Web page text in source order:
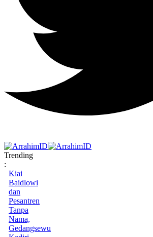
Trending
:
Kiai
Baidlowi
dan
Pesantren
Tanpa
Nama,
Gedangsewu